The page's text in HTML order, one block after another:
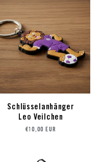
Schlüsselanhänger
Leo Veilchen
Preis
€10,00 EUR